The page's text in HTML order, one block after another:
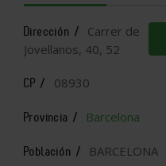
Dirección /
Carrer de
Jovellanos, 40, 52
CP / 08930
Provincia / Barcelona
Población / BARCELONA